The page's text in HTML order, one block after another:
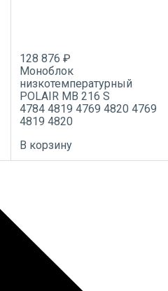
128 876 ₽
Моноблок
низкотемпературный
POLAIR MB 216 S
4784 4819 4769 4820 4769
4819 4820
В корзину